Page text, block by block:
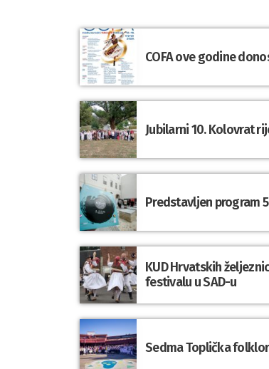
COFA ove godine
Jubilarni 10. Kolovrat
Predstavljen program
KUD Hrvatskih
festivalu u SAD-u
Sedma Toplička